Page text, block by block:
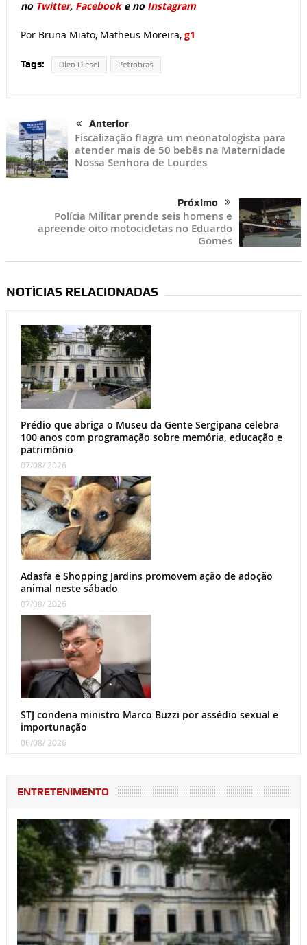
no Twitter, Facebooke no Instagram
Por Bruna Miato, Matheus Moreira, g1
Tags: Oleo Diesel Petrobras
Anterior
Fiscalização flagra um neonatologista para
atender mais de 50 bebês na Maternidade
Nossa Senhora de Lourdes
Próximo
Polícia Militar prende seis homens e
apreende oito motocicletas no Eduardo
Gomes
NOTÍCIAS RELACIONADAS
Prédio que abriga o Museu da Gente Sergipana celebra
100 anos com programação sobre memória, educação e
patrimônio
07/08/ 2026
Adasfa e Shopping Jardins promovem ação de adoção
animal neste sábado
07/08/ 2026
STJ condena ministro Marco Buzzi por assédio sexual e
importunação
06/08/ 2026
ENTRETENIMENTO